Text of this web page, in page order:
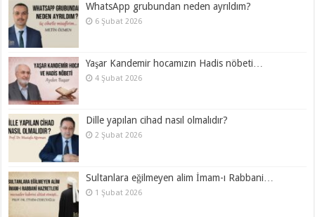
WhatsApp grubundan neden ayrıldım?
6 Şubat 2026
Yaşar Kandemir hocamızın Hadis nöbeti…
4 Şubat 2026
Dille yapılan cihad nasıl olmalıdır?
2 Şubat 2026
Sultanlara eğilmeyen alim İmam-ı Rabbani…
1 Şubat 2026